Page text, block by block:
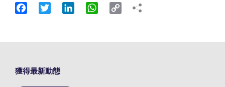
FacebookTwitter LinkedIn WhatsApp
Copy
獲得最新動態